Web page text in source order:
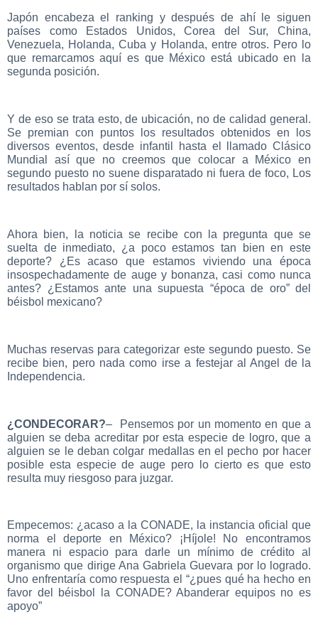
Japón encabeza el ranking y después de ahí le siguen
países como Estados Unidos, Corea del Sur, China,
Venezuela, Holanda, Cuba y Holanda, entre otros. Pero lo
que remarcamos aquí es que México está ubicado en la
segunda posición.
Y de eso se trata esto, de ubicación, no de calidad general.
Se premian con puntos los resultados obtenidos en los
diversos eventos, desde infantil hasta el llamado Clásico
Mundial así que no creemos que colocar a México en
segundo puesto no suene disparatado ni fuera de foco, Los
resultados hablan por sí solos.
Ahora bien, la noticia se recibe con la pregunta que se
suelta de inmediato, ¿a poco estamos tan bien en este
deporte? ¿Es acaso que estamos viviendo una época
insospechadamente de auge y bonanza, casi como nunca
antes? ¿Estamos ante una supuesta “época de oro” del
béisbol mexicano?
Muchas reservas para categorizar este segundo puesto. Se
recibe bien, pero nada como irse a festejar al Angel de la
Independencia.
¿CONDECORAR?– Pensemos por un momento en que a
alguien se deba acreditar por esta especie de logro, que a
alguien se le deban colgar medallas en el pecho por hacer
posible esta especie de auge pero lo cierto es que esto
resulta muy riesgoso para juzgar.
Empecemos: ¿acaso a la CONADE, la instancia oficial que
norma el deporte en México? ¡Híjole! No encontramos
manera ni espacio para darle un mínimo de crédito al
organismo que dirige Ana Gabriela Guevara por lo logrado.
Uno enfrentaría como respuesta el “¿pues qué ha hecho en
favor del béisbol la CONADE? Abanderar equipos no es
apoyo”